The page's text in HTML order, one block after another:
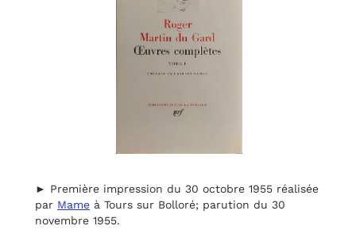
► Première impression du 30 octobre 1955 réalisée
par Mame à Tours sur Bolloré; parution du 30
novembre 1955.